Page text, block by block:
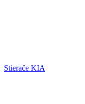
Stierače KIA